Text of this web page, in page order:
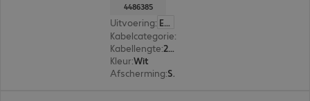
4486385
Uitvoering: Europa
Kabelcategorie:
Kabellengte: 2 m
Kleur:Wit
Afscherming: S/FTP (PIMF)